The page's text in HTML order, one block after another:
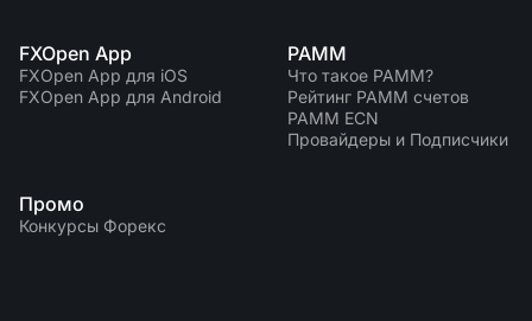
FXOpen App
FXOpen App для iOS
FXOpen App для Android
PAMM
Что такое PAMM?
Рейтинг PAMM счетов
PAMM ECN
Провайдеры и Подписчики
Промо
Конкурсы Форекс